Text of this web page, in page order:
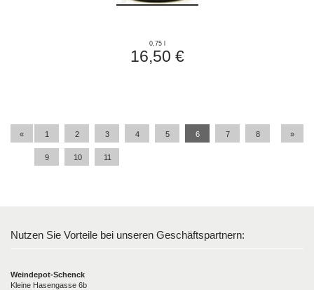
0,75 l
16,50 €
« 1 2 3 4 5 6 7 8
9 10 11
»
Nutzen Sie Vorteile bei unseren Geschäftspartnern:
Weindepot-Schenck
Kleine Hasengasse 6b